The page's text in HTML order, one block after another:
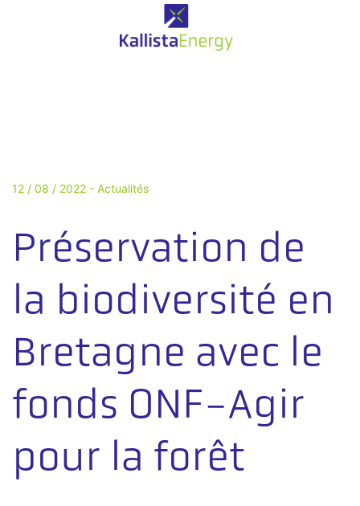
12 / 08 / 2022 - Actualités
Préservation de
la biodiversité en
Bretagne avec le
fonds ONF-Agir
pour la forêt